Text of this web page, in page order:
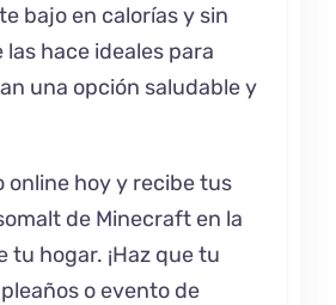
bajo en calorías y sin
las hace ideales para
una opción saludable y
online hoy y recibe tus
de Minecraft en la
tu hogar. ¡Haz que tu
o evento de